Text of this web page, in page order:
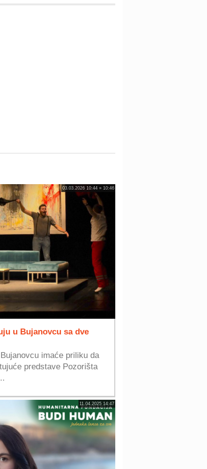
03.03.2026 10:44 » 10:46
u Bujanovcu sa dve
imaće priliku da
predstave Pozorišta
11.04.2025 14:47